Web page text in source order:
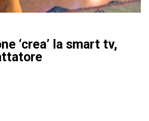
‘crea’ la smart tv,